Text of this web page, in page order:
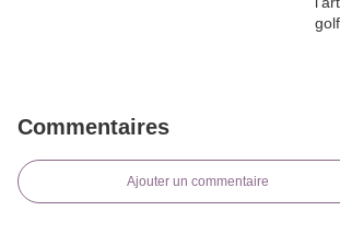
Commentaires
Ajouter un commentaire